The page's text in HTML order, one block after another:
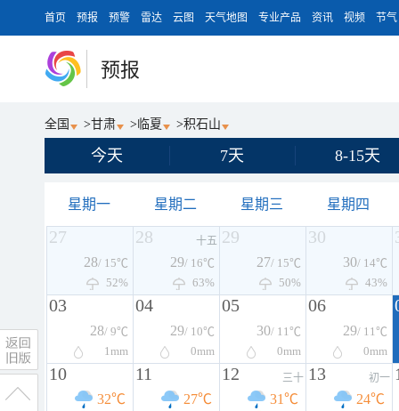
首页 预报 预警 雷达 云图 天气地图 专业产品 资讯 视频 节气
预报
全国 >甘肃 > 临夏 >积石山
今天 7天 8-15天
星期一 星期二 星期三 星期四
27
28/ 15℃
52%
28 十五
29/ 16℃
63%
29
27/ 15℃
50%
30
30/ 14℃
43%
03
28/ 9℃
1mm
04
29/ 10℃
0mm
05
30/ 11℃
0mm
06
29/ 11℃
0mm
10
32℃
11
27℃
12 三十
31℃
13 初一
24℃